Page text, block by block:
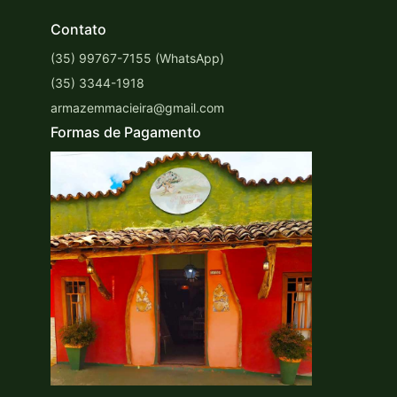
Contato
(35) 99767-7155 (WhatsApp)
(35) 3344-1918
armazemmacieira@gmail.com
Formas de Pagamento